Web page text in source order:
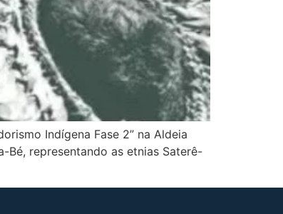
Indígena Fase 2” na Aldeia
Bé, representando as etnias Saterê-